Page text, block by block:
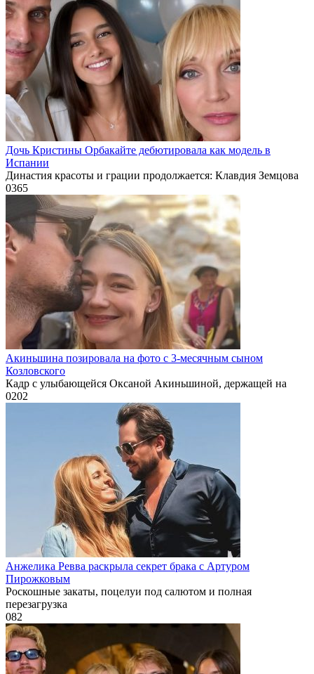
Дочь Кристины Орбакайте дебютировала как модель в
Испании
Династия красоты и грации продолжается: Клавдия Земцова
0365
Акиньшина позировала на фото с 3-месячным сыном
Козловского
Кадр с улыбающейся Оксаной Акиньшиной, держащей на
0202
Анжелика Ревва раскрыла секрет брака с Артуром
Пирожковым
Роскошные закаты, поцелуи под салютом и полная
перезагрузка
082